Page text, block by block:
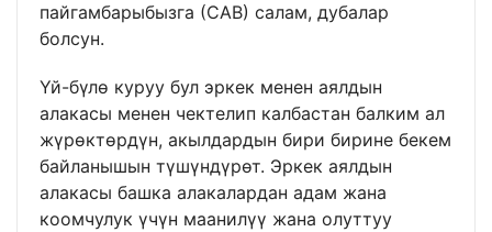
пайгамбарыбызга (САВ) салам, дубалар
болсун.
Үй-бүлө куруу бул эркек менен аялдын
алакасы менен чектелип калбастан балким ал
жүрөктөрдүн, акылдардын бири бирине бекем
байланышын түшүндүрөт. Эркек аялдын
алакасы башка алакалардан адам жана
коомчулук үчүн маанилүү жана олуттуу